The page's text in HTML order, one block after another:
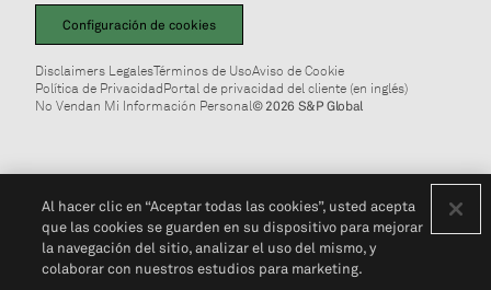
Configuración de cookies
Disclaimers LegalesTérminos de UsoAviso de Cookie
Política de PrivacidadPortal de privacidad del cliente (en inglés)
No Vendan Mi Información Personal© 2026 S&P Global
Al hacer clic en “Aceptar todas las cookies”, usted acepta
que las cookies se guarden en su dispositivo para mejorar
la navegación del sitio, analizar el uso del mismo, y
colaborar con nuestros estudios para marketing.